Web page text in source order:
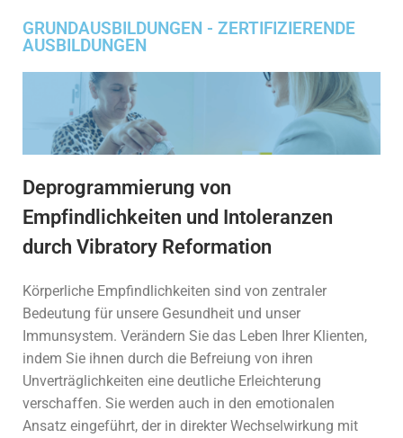
GRUNDAUSBILDUNGEN - ZERTIFIZIERENDE
AUSBILDUNGEN
Deprogrammierung von
Empfindlichkeiten und Intoleranzen
durch Vibratory Reformation
Körperliche Empfindlichkeiten sind von zentraler
Bedeutung für unsere Gesundheit und unser
Immunsystem. Verändern Sie das Leben Ihrer Klienten,
indem Sie ihnen durch die Befreiung von ihren
Unverträglichkeiten eine deutliche Erleichterung
verschaffen. Sie werden auch in den emotionalen
Ansatz eingeführt, der in direkter Wechselwirkung mit